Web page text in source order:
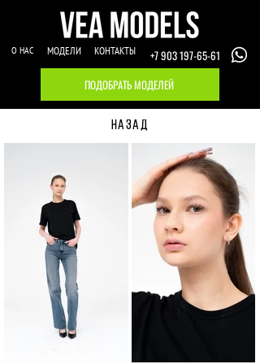
О НАС МОДЕЛИ КОНТАКТЫ
+7 903 197-65-61
ПОДОБРАТЬ МОДЕЛЕЙ
НАЗАД